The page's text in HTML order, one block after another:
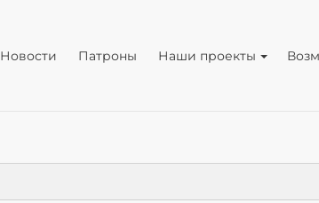
Новости Патроны Наши проекты